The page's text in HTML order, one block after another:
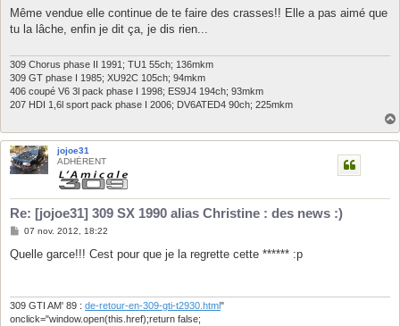
s
a
Même vendue elle continue de te faire des crasses!! Elle a pas aimé que
tu la lâche, enfin je dit ça, je dis rien...
309 Chorus phase II 1991; TU1 55ch; 136mkm
309 GT phase I 1985; XU92C 105ch; 94mkm
406 coupé V6 3l pack phase I 1998; ES9J4 194ch; 93mkm
207 HDI 1,6l sport pack phase I 2006; DV6ATED4 90ch; 225mkm
jojoe31
ADHÉRENT
Re: [jojoe31] 309 SX 1990 alias Christine : des news :)
M
s
07 nov. 2012, 18:22
Quelle garce!!! Cest pour que je la regrette cette ****** :p
309 GTI AM' 89 : de-retour-en-309-gti-t2930.html"
onclick="window.open(this.href);return false;